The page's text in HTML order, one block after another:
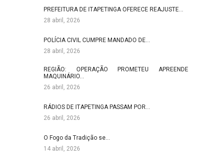
PREFEITURA DE ITAPETINGA OFERECE REAJUSTE…
28 abril, 2026
POLÍCIA CIVIL CUMPRE MANDADO DE…
28 abril, 2026
REGIÃO: OPERAÇÃO PROMETEU APREENDE
MAQUINÁRIO…
26 abril, 2026
RÁDIOS DE ITAPETINGA PASSAM POR…
26 abril, 2026
O Fogo da Tradição se…
14 abril, 2026